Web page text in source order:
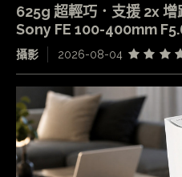
625g 超輕巧．支援 2x
Sony FE 100-400mm
攝影 2026-08-04